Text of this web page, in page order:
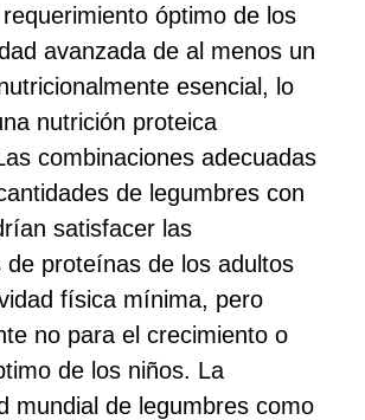
óptimo de los
avanzada de al menos un
esencial, lo
nutrición proteica
combinaciones adecuadas
de legumbres con
satisfacer las
de proteínas de los adultos
física mínima, pero
no para el crecimiento o
de los niños. La
mundial de legumbres como